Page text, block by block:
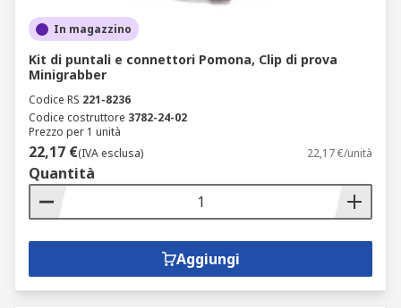
In magazzino
Kit di puntali e connettori Pomona, Clip di prova
Minigrabber
Codice RS 221-8236
Codice costruttore 3782-24-02
Prezzo per 1 unità
22,17 €(IVA esclusa) 22,17 €/unità
Quantità
Aggiungi